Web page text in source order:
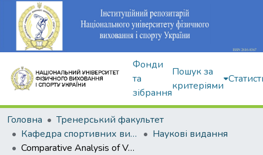
Фонди
та
зібрання
Пошук за
критеріями
Головна
Тренерський факультет
Кафедра спортивних видів гімнастики
Наукові видання
Comparative Analysis of Vaults Technique Over “Old Horse” and “New Table” Performed by Qualified Female-Gymnasts